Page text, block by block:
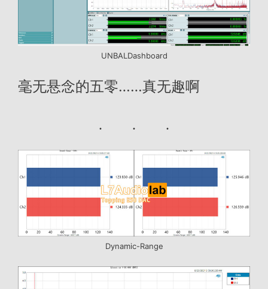
UNBALDashboard
毫无悬念的五零……真无趣啊
Dynamic-Range